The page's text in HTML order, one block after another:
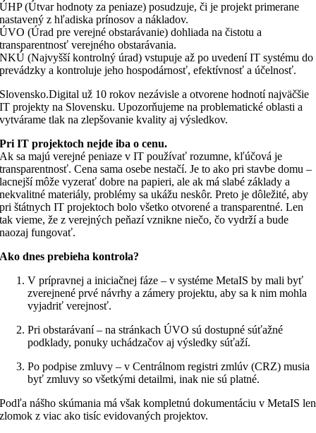
ÚHP (Útvar hodnoty za peniaze) posudzuje, či je projekt primerane
nastavený z hľadiska prínosov a nákladov.
ÚVO (Úrad pre verejné obstarávanie) dohliada na čistotu a
transparentnosť verejného obstarávania.
NKÚ (Najvyšší kontrolný úrad) vstupuje až po uvedení IT systému do
prevádzky a kontroluje jeho hospodárnosť, efektívnosť a účelnosť.
Slovensko.Digital už 10 rokov nezávisle a otvorene hodnotí najväčšie
IT projekty na Slovensku. Upozorňujeme na problematické oblasti a
vytvárame tlak na zlepšovanie kvality aj výsledkov.
Pri IT projektoch nejde iba o cenu.
Ak sa majú verejné peniaze v IT používať rozumne, kľúčová je
transparentnosť. Cena sama osebe nestačí. Je to ako pri stavbe domu –
lacnejší môže vyzerať dobre na papieri, ale ak má slabé základy a
nekvalitné materiály, problémy sa ukážu neskôr. Preto je dôležité, aby
pri štátnych IT projektoch bolo všetko otvorené a transparentné. Len
tak vieme, že z verejných peňazí vznikne niečo, čo vydrží a bude
naozaj fungovať.
Ako dnes prebieha kontrola?
V prípravnej a iniciačnej fáze – v systéme MetaIS by mali byť
zverejnené prvé návrhy a zámery projektu, aby sa k nim mohla
vyjadriť verejnosť.
Pri obstarávaní – na stránkach ÚVO sú dostupné súťažné
podklady, ponuky uchádzačov aj výsledky súťaží.
Po podpise zmluvy – v Centrálnom registri zmlúv (CRZ) musia
byť zmluvy so všetkými detailmi, inak nie sú platné.
Podľa nášho skúmania má však kompletnú dokumentáciu v MetaIS len
zlomok z viac ako tisíc evidovaných projektov.